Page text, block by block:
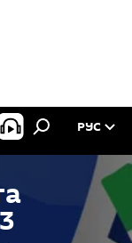
РУС